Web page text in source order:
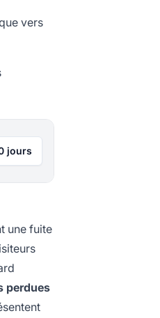
vers
jours
une fuite
perdues